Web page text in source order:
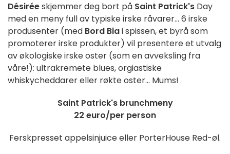
Désiréeskjemmer deg bort på Saint Patrick's Day
med en meny full av typiske irske råvarer... 6 irske
produsenter (med Bord Biai spissen, et byrå som
promoterer irske produkter) vil presentere et utvalg
av økologiske irske oster (som en avveksling fra
våre!): ultrakremete blues, orgiastiske
whiskycheddarer eller røkte oster... Mums!
Saint Patrick's brunchmeny
22 euro/per person
Ferskpresset appelsinjuice eller PorterHouse Red-øl.